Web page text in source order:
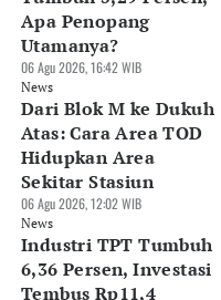
Apa Penopang
Utamanya?
06 Agu 2026, 16:42 WIB
News
Dari Blok M ke Dukuh
Atas: Cara Area TOD
Hidupkan Area
Sekitar Stasiun
06 Agu 2026, 12:02 WIB
News
Industri TPT Tumbuh
6,36 Persen, Investasi
Tembus Rp11,4